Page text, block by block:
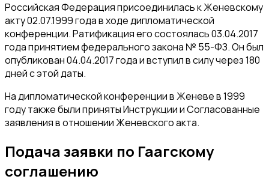
Российская Федерация присоединилась к Женевскому
акту 02.07.1999 года в ходе дипломатической
конференции. Ратификация его состоялась 03.04.2017
года принятием федерального закона № 55-ФЗ. Он был
опубликован 04.04.2017 года и вступил в силу через 180
дней с этой даты.
На дипломатической конференции в Женеве в 1999
году также были приняты Инструкции и Согласованные
заявления в отношении Женевского акта.
Подача заявки по Гаагскому
соглашению